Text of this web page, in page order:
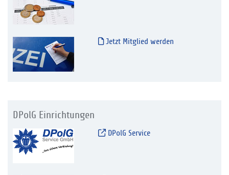
Jetzt Mitglied werden
DPolG Einrichtungen
DPolG Service